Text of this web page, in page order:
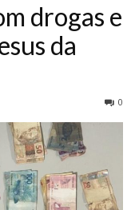
drogas e
da
0